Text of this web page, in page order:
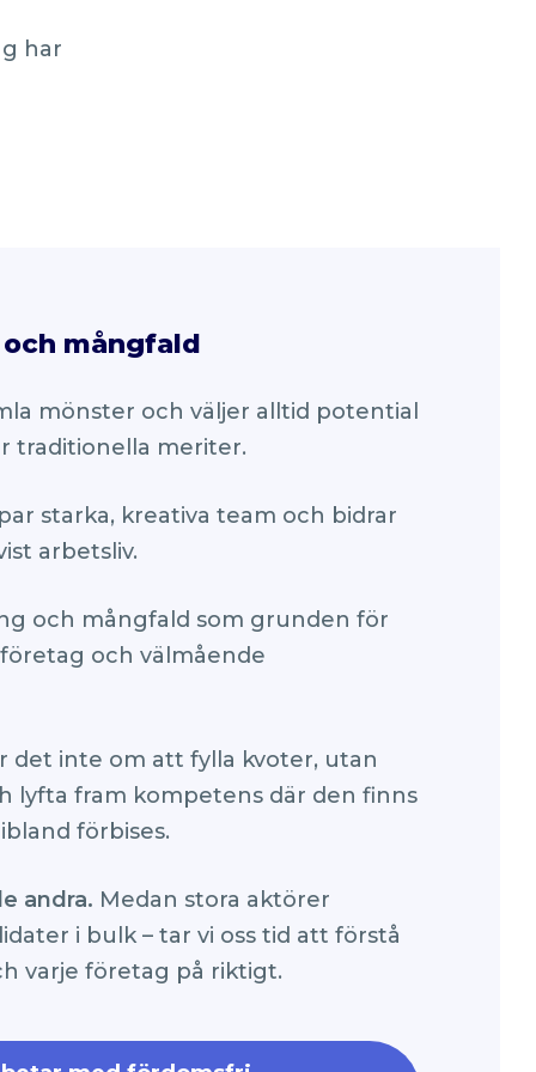
har
mångfald
mönster och väljer alltid potential
traditionella meriter.
starka, kreativa team och bidrar
arbetsliv.
och mångfald som grunden för
och välmående
det inte om att fylla kvoter, utan
lyfta fram kompetens där den finns
förbises.
andra. Medan stora aktörer
i bulk – tar vi oss tid att förstå
varje företag på riktigt.